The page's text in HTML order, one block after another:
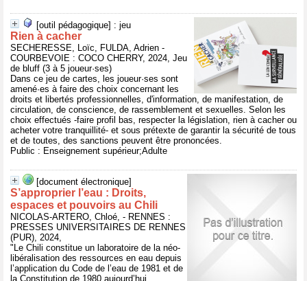
[outil pédagogique] : jeu
Rien à cacher
SECHERESSE, Loïc, FULDA, Adrien -
COURBEVOIE : COCO CHERRY, 2024, Jeu
de bluff (3 à 5 joueur·ses)
Dans ce jeu de cartes, les joueur·ses sont
amené·es à faire des choix concernant les
droits et libertés professionnelles, d'information, de manifestation, de
circulation, de conscience, de rassemblement et sexuelles. Selon les
choix effectués -faire profil bas, respecter la législation, rien à cacher ou
acheter votre tranquillité- et sous prétexte de garantir la sécurité de tous
et de toutes, des sanctions peuvent être prononcées.
Public : Enseignement supérieur;Adulte
[document électronique]
S’approprier l’eau : Droits,
espaces et pouvoirs au Chili
NICOLAS-ARTERO, Chloé, - RENNES :
PRESSES UNIVERSITAIRES DE RENNES
(PUR), 2024,
"Le Chili constitue un laboratoire de la néo-
libéralisation des ressources en eau depuis
l’application du Code de l’eau de 1981 et de
la Constitution de 1980 aujourd’hui